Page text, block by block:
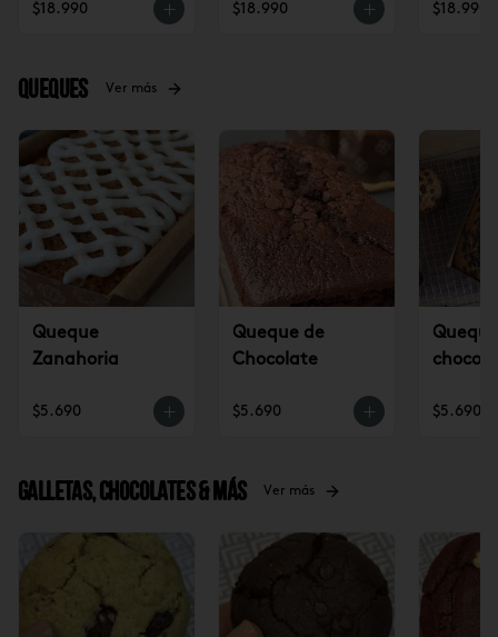
$18.990 $18.990 $18.990
Queques Ver más
Queque
Zanahoria
$5.690
Queque de
Chocolate
$5.690 $5.690
Galletas, Chocolates & más Ver más